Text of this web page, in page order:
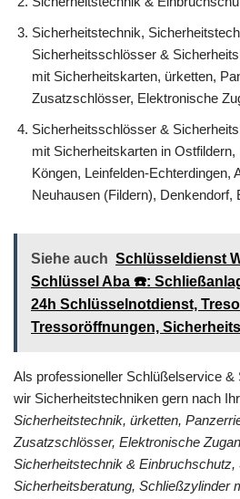
Sicherheitstechnik,
Sicherheitsschlösser &
mit Sicherheitskarten, ürketten,
Zusatzschlösser, Elektronische
Sicherheitsschlösser &
mit Sicherheitskarten in
Köngen, Leinfelden-Echterdingen,
Neuhausen (Fildern), Denkendorf,
Siehe auch Schlüsseldienst
Schlüssel Aba ☎️:
24h Schlüsselnotdienst,
Tressoröffnungen,
Als professioneller Schlüßelservice &
wir Sicherheitstechniken gern nach
Sicherheitstechnik, ürketten,
Zusatzschlösser, Elektronische
Sicherheitstechnik &
Sicherheitsberatung, Schließzylinder